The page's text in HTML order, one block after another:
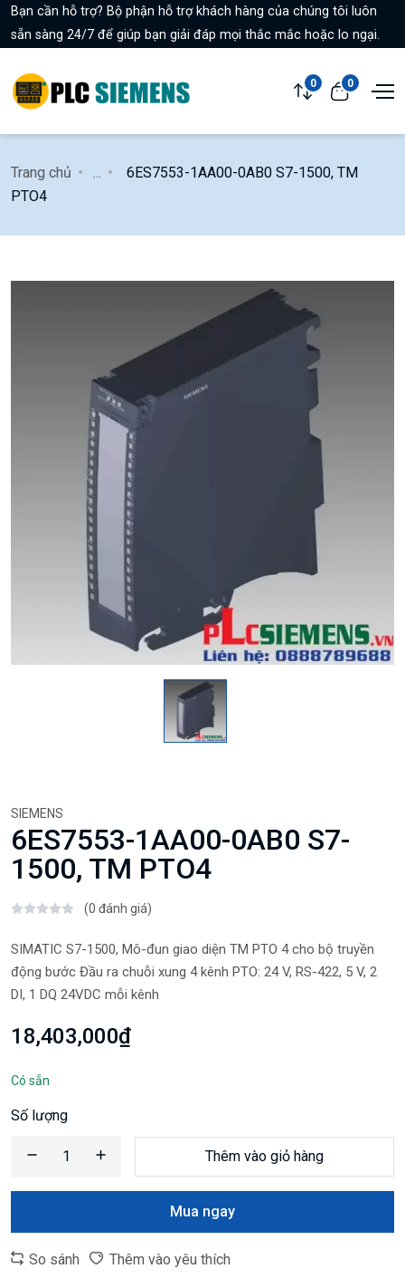
Bạn cần hỗ trợ? Bộ phận hỗ trợ khách hàng của chúng tôi luôn
sẵn sàng 24/7 để giúp bạn giải đáp mọi thắc mắc hoặc lo ngại.
0 0
Trang chủ
6ES7553-1AA00-0AB0 S7-1500, TM
PTO4
SIEMENS
6ES7553-1AA00-0AB0 S7-
1500, TM PTO4
(0 đánh giá)
SIMATIC S7-1500, Mô-đun giao diện TM PTO 4 cho bộ truyền
động bước Đầu ra chuỗi xung 4 kênh PTO: 24 V, RS-422, 5 V, 2
DI, 1 DQ 24VDC mỗi kênh
18,403,000₫
Có sẵn
Số lượng
Thêm vào giỏ hàng
Mua ngay
So sánh Thêm vào yêu thích